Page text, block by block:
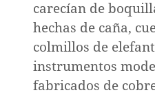
carecían de
hechas de caña,
colmillos de
instrumentos
fabricados de